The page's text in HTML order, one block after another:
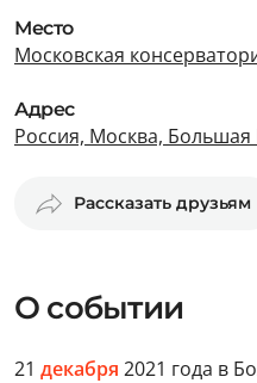
Место
Московская
Адрес
Россия, Москва, Большая
Рассказать друзьям
О событии
21 декабря 2021 года в